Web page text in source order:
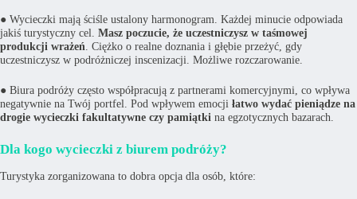
● Wycieczki mają ściśle ustalony harmonogram. Każdej minucie odpowiada
jakiś turystyczny cel. Masz poczucie, że uczestniczysz w taśmowej
produkcji wrażeń . Ciężko o realne doznania i głębie przeżyć, gdy
uczestniczysz w podróżniczej inscenizacji. Możliwe rozczarowanie.
● Biura podróży często współpracują z partnerami komercyjnymi, co wpływa
negatywnie na Twój portfel. Pod wpływem emocji łatwo wydać pieniądze na
drogie wycieczki fakultatywne czy pamiątki na egzotycznych bazarach.
Dla kogo wycieczki z biurem podróży?
Turystyka zorganizowana to dobra opcja dla osób, które: